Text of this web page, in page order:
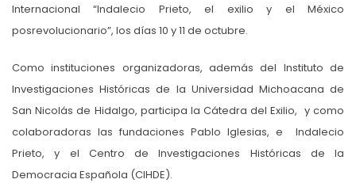
Internacional “Indalecio Prieto, el exilio y el México
posrevolucionario”, los días 10 y 11 de octubre.
Como instituciones organizadoras, además del Instituto de
Investigaciones Históricas de la Universidad Michoacana de
San Nicolás de Hidalgo, participa la Cátedra del Exilio, y como
colaboradoras las fundaciones Pablo Iglesias, e Indalecio
Prieto, y el Centro de Investigaciones Históricas de la
Democracia Española (CIHDE).